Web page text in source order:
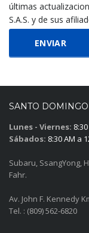
últimas
S.A.S. y de sus
SANTO
Lunes - Viernes:
Sábados: 8:30 AM a
Subaru, SsangYong,
Fahr.
Av. John F. Kennedy
Tel. : (809) 562-6820